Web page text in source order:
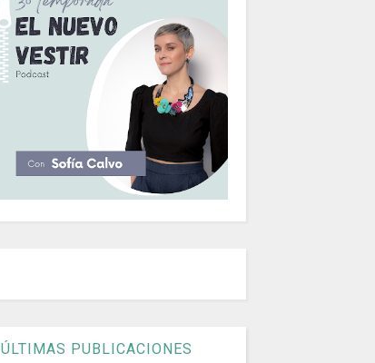
ÚLTIMAS PUBLICACIONES